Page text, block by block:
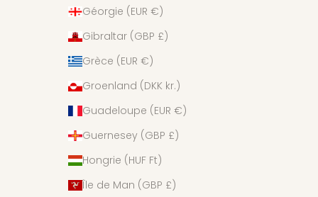
Géorgie (EUR €)
Gibraltar (GBP £)
Grèce (EUR €)
Groenland (DKK kr.)
Guadeloupe (EUR €)
Guernesey (GBP £)
Hongrie (HUF Ft)
Île de Man (GBP £)